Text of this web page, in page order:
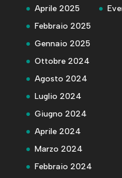
Aprile 2025
Febbraio 2025
Gennaio 2025
Ottobre 2024
Agosto 2024
Luglio 2024
Giugno 2024
Aprile 2024
Marzo 2024
Febbraio 2024